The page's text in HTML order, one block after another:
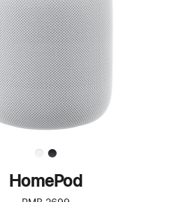
了
解
HomePod<
HomePod